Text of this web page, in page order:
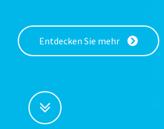
Entdecken Sie mehr